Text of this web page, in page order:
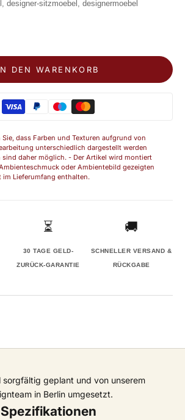
designer-sitzmoebel, designermoebel
DEN WARENKORB
Sie, dass Farben und Texturen aufgrund von
unterschiedlich dargestellt werden
daher möglich. - Der Artikel wird montiert
oder Ambientebild gezeigten
Lieferumfang enthalten.
⏳
30 TAGE GELD-
ZURÜCK-GARANTIE
🚚
SCHNELLER VERSAND &
RÜCKGABE
sorgfältig geplant und von unserem
in Berlin umgesetzt.
Spezifikationen